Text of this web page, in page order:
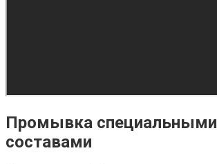
Промывка специальными
составами